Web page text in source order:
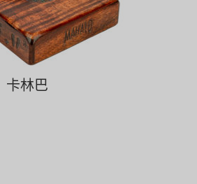
卡林巴